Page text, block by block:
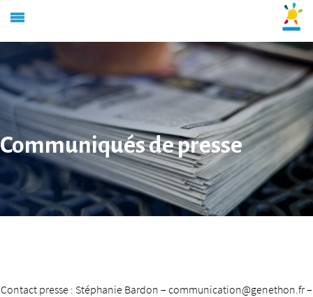
Communiqués de presse
Contact presse : Stéphanie Bardon – communication@genethon.fr –